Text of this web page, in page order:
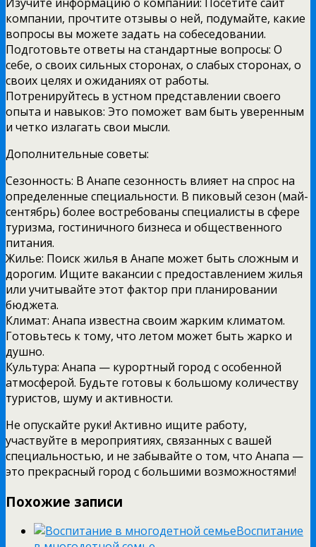
компании, прочтите отзывы о ней, подумайте, какие
вопросы вы можете задать на собеседовании.
Подготовьте ответы на стандартные вопросы: О
себе, о своих сильных сторонах, о слабых сторонах, о
своих целях и ожиданиях от работы.
Потренируйтесь в устном представлении своего
опыта и навыков: Это поможет вам быть уверенным
и четко излагать свои мысли.
Дополнительные советы:
Сезонность: В Анапе сезонность влияет на спрос на
определенные специальности. В пиковый сезон (май-
сентябрь) более востребованы специалисты в сфере
туризма, гостиничного бизнеса и общественного
питания.
Жилье: Поиск жилья в Анапе может быть сложным и
дорогим. Ищите вакансии с предоставлением жилья
или учитывайте этот фактор при планировании
бюджета.
Климат: Анапа известна своим жарким климатом.
Готовьтесь к тому, что летом может быть жарко и
душно.
Культура: Анапа — курортный город с особенной
атмосферой. Будьте готовы к большому количеству
туристов, шуму и активности.
Не опускайте руки! Активно ищите работу,
участвуйте в мероприятиях, связанных с вашей
специальностью, и не забывайте о том, что Анапа —
это прекрасный город с большими возможностями!
Похожие записи
Воспитание